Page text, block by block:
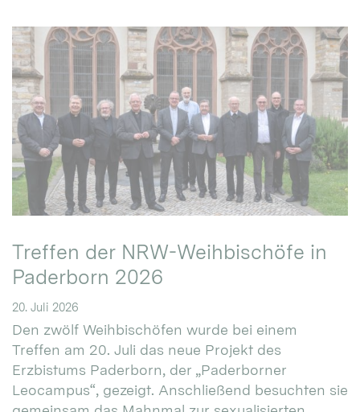
Treffen der NRW-Weihbischöfe in
Paderborn 2026
20. Juli 2026
Den zwölf Weihbischöfen wurde bei einem
Treffen am 20. Juli das neue Projekt des
Erzbistums Paderborn, der „Paderborner
Leocampus“, gezeigt. Anschließend besuchten sie